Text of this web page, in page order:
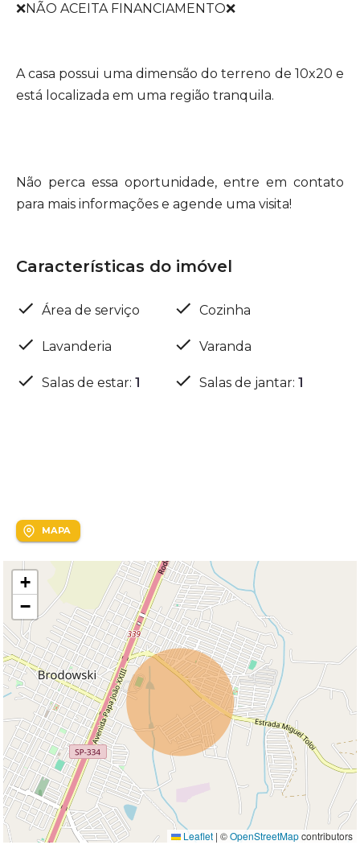
❌NÃO ACEITA FINANCIAMENTO❌
A casa possui uma dimensão do terreno de 10x20 e
está localizada em uma região tranquila.
Não perca essa oportunidade, entre em contato
para mais informações e agende uma visita!
Características do imóvel
Área de serviço Cozinha
Lavanderia Varanda
Salas de estar: 1 Salas de jantar: 1
MAPA
+
−
Leaflet | ©OpenStreetMapcontributors